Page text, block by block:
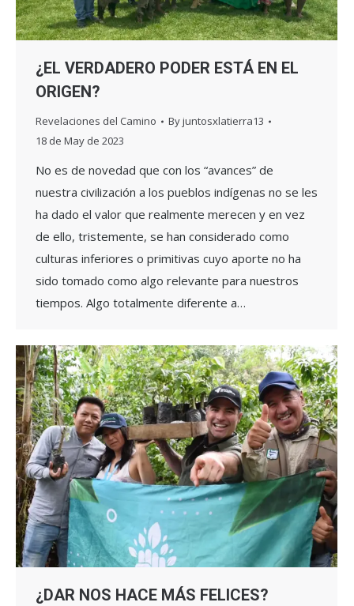
¿EL VERDADERO PODER ESTÁ EN EL
ORIGEN?
Revelaciones del Camino Byjuntosxlatierra13
18 de May de 2023
No es de novedad que con los “avances” de
nuestra civilización a los pueblos indígenas no se les
ha dado el valor que realmente merecen y en vez
de ello, tristemente, se han considerado como
culturas inferiores o primitivas cuyo aporte no ha
sido tomado como algo relevante para nuestros
tiempos. Algo totalmente diferente a…
¿DAR NOS HACE MÁS FELICES?